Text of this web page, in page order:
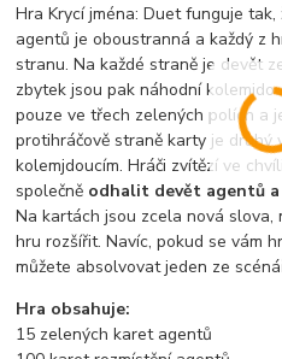
Hra Krycí jména: Duet funguje
agentů je oboustranná a každý z
stranu. Na každé straně je devět
zbytek jsou pak náhodní
pouze ve třech zelených polích a
protihráčově straně karty je
kolemjdoucím. Hráči zvítězí ve
společně odhalit devět agentů
Na kartách jsou zcela nová
hru rozšířit. Navíc, pokud se vám
můžete absolvovat jeden ze
Hra obsahuje:
15 zelených karet agentů